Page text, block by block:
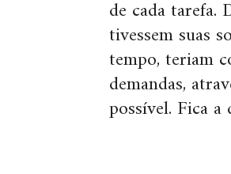
de cada tarefa.
tivessem suas
tempo, teriam
demandas,
possível. Fica a